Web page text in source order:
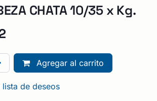
CHATA 10/35 x Kg.
Agregar al carrito
de deseos